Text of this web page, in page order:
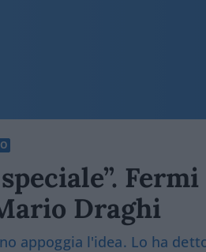
Draghi
appoggia l'idea. Lo ha